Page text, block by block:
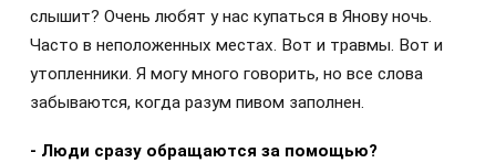
слышит? Очень любят у нас купаться в Янову ночь.
Часто в неположенных местах. Вот и травмы. Вот и
утопленники. Я могу много говорить, но все слова
забываются, когда разум пивом заполнен.
- Люди сразу обращаются за помощью?